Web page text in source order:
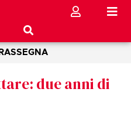
RASSEGNA
due anni di